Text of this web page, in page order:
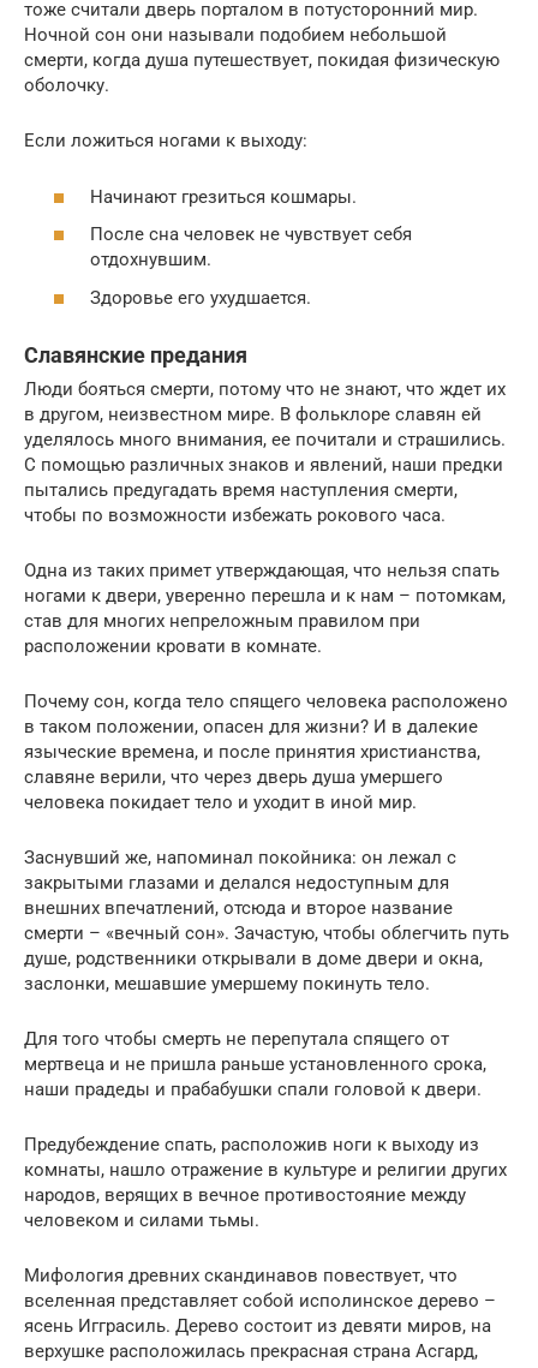
тоже считали дверь порталом в потусторонний мир.
Ночной сон они называли подобием небольшой
смерти, когда душа путешествует, покидая физическую
оболочку.
Если ложиться ногами к выходу:
Начинают грезиться кошмары.
После сна человек не чувствует себя
отдохнувшим.
Здоровье его ухудшается.
Славянские предания
Люди бояться смерти, потому что не знают, что ждет их
в другом, неизвестном мире. В фольклоре славян ей
уделялось много внимания, ее почитали и страшились.
С помощью различных знаков и явлений, наши предки
пытались предугадать время наступления смерти,
чтобы по возможности избежать рокового часа.
Одна из таких примет утверждающая, что нельзя спать
ногами к двери, уверенно перешла и к нам – потомкам,
став для многих непреложным правилом при
расположении кровати в комнате.
Почему сон, когда тело спящего человека расположено
в таком положении, опасен для жизни? И в далекие
языческие времена, и после принятия христианства,
славяне верили, что через дверь душа умершего
человека покидает тело и уходит в иной мир.
Заснувший же, напоминал покойника: он лежал с
закрытыми глазами и делался недоступным для
внешних впечатлений, отсюда и второе название
смерти – «вечный сон». Зачастую, чтобы облегчить путь
душе, родственники открывали в доме двери и окна,
заслонки, мешавшие умершему покинуть тело.
Для того чтобы смерть не перепутала спящего от
мертвеца и не пришла раньше установленного срока,
наши прадеды и прабабушки спали головой к двери.
Предубеждение спать, расположив ноги к выходу из
комнаты, нашло отражение в культуре и религии других
народов, верящих в вечное противостояние между
человеком и силами тьмы.
Мифология древних скандинавов повествует, что
вселенная представляет собой исполинское дерево –
ясень Игграсиль. Дерево состоит из девяти миров, на
верхушке расположилась прекрасная страна Асгард,